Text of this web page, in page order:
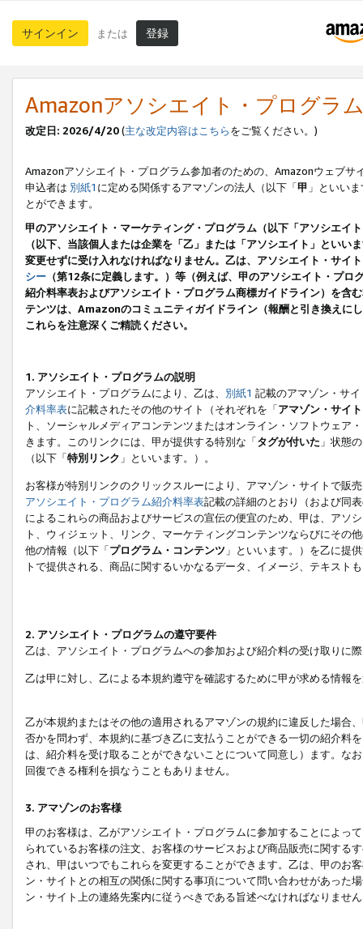
サインイン または 登録
Amazonアソシエイト・プログラ
改定日: 2026/4/20(主な改定内容はこちらをご覧ください。)
Amazonアソシエイト・プログラム参加者のための、Amazonウェブサ
申込者は 別紙1 に定める関係するアマゾンの法人（以下「甲 」といい
とができます。
甲のアソシエイト・マーケティング・プログラム（以下「アソシエイ
（以下、当該個人または企業を「乙」または「アソシエイト」とい
変更せずに受け入れなければなりません。乙は、アソシエイト・サイ
シー （第12条に定義します。）等（例えば、甲のアソシエイト・プ
紹介料率表およびアソシエイト・プログラム商標ガイドライン）を
テンツは、Amazonのコミュニティガイドライン（報酬と引き換えに
これらを注意深くご精読ください。
1. アソシエイト・プログラムの説明
アソシエイト・プログラムにより、乙は、 別紙1 記載のアマゾン・サ
介料率表に記載されたその他のサイト（それぞれを「アマゾン・サイト
ト、ソーシャルメディアコンテンツまたはオンライン・ソフトウェア
きます。このリンクには、甲が提供する特別な「タグが付いた 」状態
（以下「特別リンク 」といいます。）。
お客様が特別リンクのクリックスルーにより、アマゾン・サイトで販
アソシエイト・プログラム紹介料率表記載の詳細のとおり（および同
によるこれらの商品およびサービスの宣伝の便宜のため、甲は、アソ
ト、ウィジェット、リンク、マーケティングコンテンツならびにその
他の情報（以下「プログラム・コンテンツ 」といいます。）を乙に提
トで提供される、商品に関するいかなるデータ、イメージ、テキス
2. アソシエイト・プログラムの遵守要件
乙は、アソシエイト・プログラムへの参加および紹介料の受け取りに
乙は甲に対し、乙による本規約遵守を確認するために甲が求める情報
乙が本規約またはその他の適用されるアマゾンの規約に違反した場合
否かを問わず、本規約に基づき乙に支払うことができる一切の紹介料
は、紹介料を受け取ることができないことについて同意し）ます。な
回復できる権利を損なうこともありません。
3. アマゾンのお客様
甲のお客様は、乙がアソシエイト・プログラムに参加することによっ
られているお客様の注文、お客様のサービスおよび商品販売に関する
され、甲はいつでもこれらを変更することができます。乙は、甲のお
ン・サイトとの相互の関係に関する事項について問い合わせがあった
ン・サイト上の連絡先案内に従うべきである旨述べなければなりませ